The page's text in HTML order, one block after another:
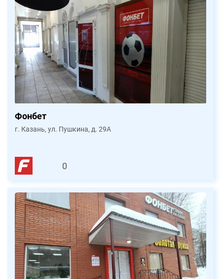
Фонбет
г. Казань, ул. Пушкина, д. 29А
0